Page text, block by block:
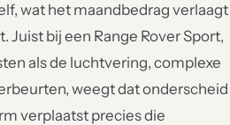
wat het maandbedrag verlaagt
Juist bij een Range Rover Sport,
als de luchtvering, complexe
weegt dat onderscheid
verplaatst precies die